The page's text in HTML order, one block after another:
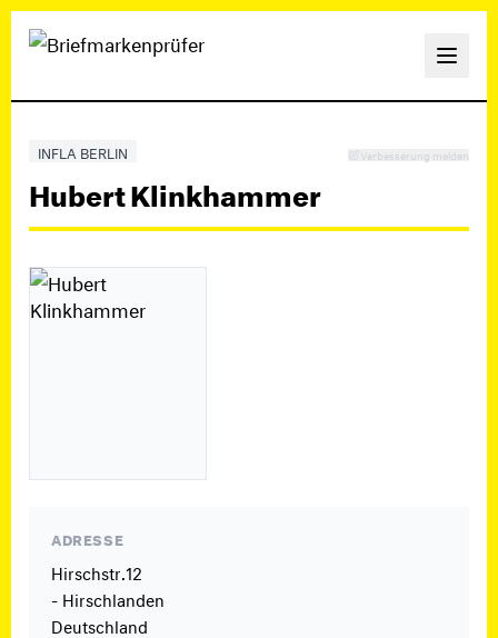
INFLA BERLIN Verbesserung melden
Hubert Klinkhammer
ADRESSE
Hirschstr.12
- Hirschlanden
Deutschland